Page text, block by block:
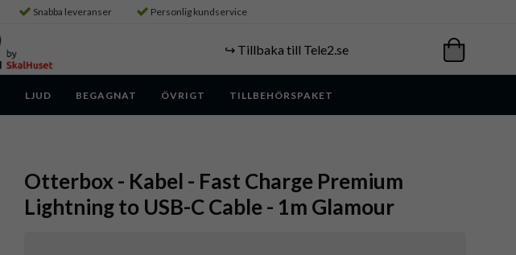
Snabba leveranser Personlig kundservice
↪️ Tillbaka till Tele2.se
LJUD BEGAGNAT ÖVRIGT TILLBEHÖRSPAKET
Otterbox - Kabel - Fast Charge Premium
Lightning to USB-C Cable - 1m Glamour